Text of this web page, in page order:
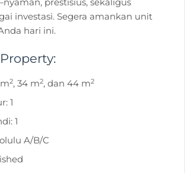
prestisius, sekaligus
investasi. Segera amankan unit
hari ini.
2, 34 m2, dan 44 m2
1
1
A/B/C